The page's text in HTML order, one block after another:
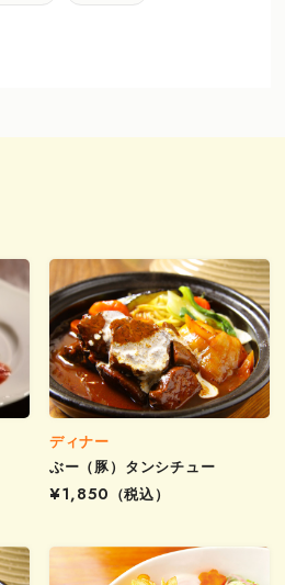
ディナー
ぶー（豚）タンシチュー
¥1,850
（税込）